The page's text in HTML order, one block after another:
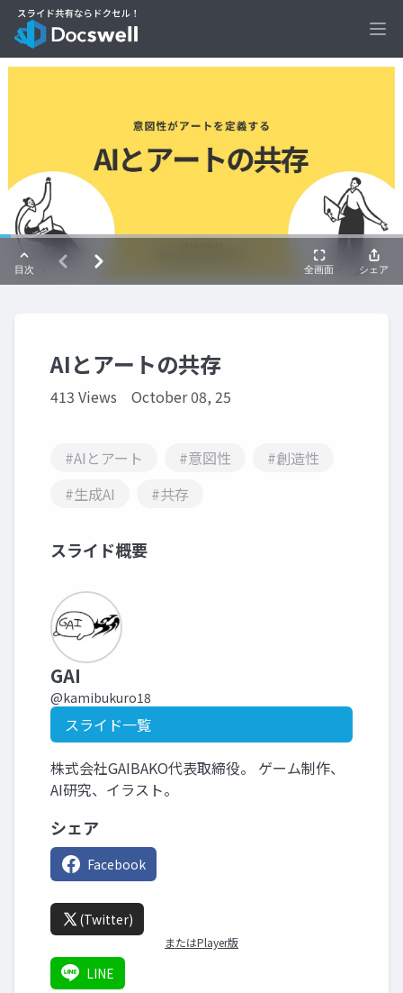
AIとアートの共存
413 Views October 08, 25
#AIとアート #意図性
#創造性
#生成AI
#共存
スライド概要
GAI
@kamibukuro18
スライド一覧
株式会社GAIBAKO代表取締役。 ゲーム制作、
AI研究、イラスト。
シェア
Facebook
(Twitter)
またはPlayer版
LINE